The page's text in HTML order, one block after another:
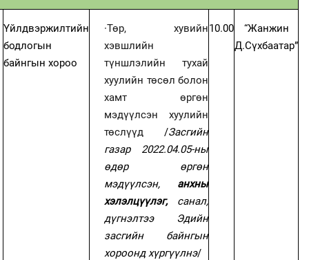
Үйлдвэржилтийн
бодлогын
байнгын хороо
·Төр, хувийн
хэвшлийн
түншлэлийн тухай
хуулийн төсөл болон
хамт өргөн
мэдүүлсэн хуулийн
төслүүд /Засгийн
газар 2022.04.05-ны
өдөр өргөн
мэдүүлсэн, анхны
хэлэлцүүлэг, санал,
дүгнэлтээ Эдийн
засгийн байнгын
хороонд хүргүүлнэ/
10.00
“Жанжин
Д.Сүхбаатар”